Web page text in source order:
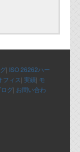
| ISO 26262ハー
フィス| 実績| モ
グ| お問い合わ